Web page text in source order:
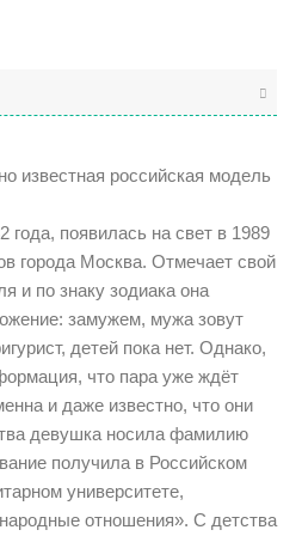
известная российская модель
года, появилась на свет в 1989
города Москва. Отмечает свой
и по знаку зодиака она
замужем, мужа зовут
детей пока нет. Однако,
что пара уже ждёт
и даже известно, что они
девушка носила фамилию
получила в Российском
университете,
отношения». С детства